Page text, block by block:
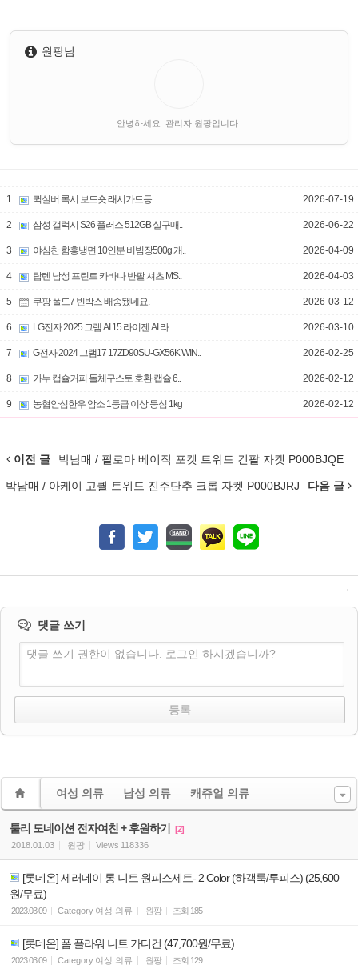
원팡님
안녕하세요. 관리자 원팡입니다.
1 퀵실버 록시 보드숏 래시가드등 2026-07-19
2 삼성 갤럭시 S26 플러스 512GB 실구매.. 2026-06-22
3 야심찬 함흥냉면 10인분 비빔장500g 개.. 2026-04-09
4 탑텐 남성 프린트 카바나 반팔 셔츠 MS.. 2026-04-03
5 쿠팡 폴드7 빈박스 배송됐네요. 2026-03-12
6 LG전자 2025 그램 AI 15 라이젠 AI 라.. 2026-03-10
7 G전자 2024 그램17 17ZD90SU-GX56K WIN.. 2026-02-25
8 카누 캡슐커피 돌체구스토 호환 캡슐 6.. 2026-02-12
9 농협안심한우 암소 1등급 이상 등심 1kg 2026-02-12
이전 글 박남매 / 필로마 베이직 포켓 트위드 긴팔 자켓 P000BJQE
박남매 / 아케이 고퀄 트위드 진주단추 크롭 자켓 P000BJRJ 다음 글
댓글 쓰기
댓글 쓰기 권한이 없습니다. 로그인 하시겠습니까?
여성 의류 남성 의류 캐쥬얼 의류
툴리 도네이션 전자여친 + 후원하기
[2]
2018.01.03
원팡 Views 118336
[롯데온] 세러데이 롱 니트 원피스세트- 2 Color (하객룩/투피스) (25,600
원/무료)
2023.03.09 Category 여성 의류 원팡 조회 185
[롯데온] 폼 플라워 니트 가디건 (47,700원/무료)
2023.03.09 Category 여성 의류 원팡 조회 129